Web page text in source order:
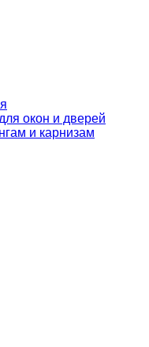
окон и дверей
и карнизам